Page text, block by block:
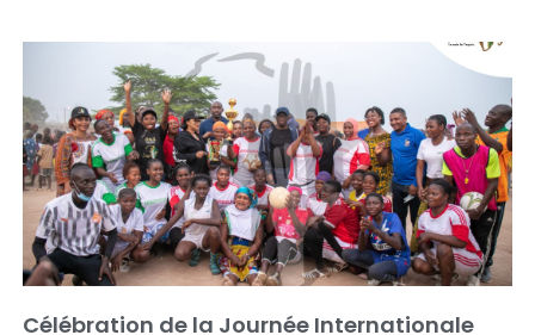
Célébration de la Journée Internationale